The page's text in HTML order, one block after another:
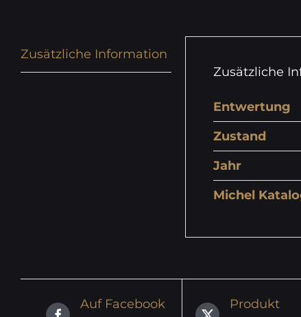
Zusätzliche Information
Zusätzliche
Entwertung
Zustand
Jahr
Michel
Auf Facebook
Produkt